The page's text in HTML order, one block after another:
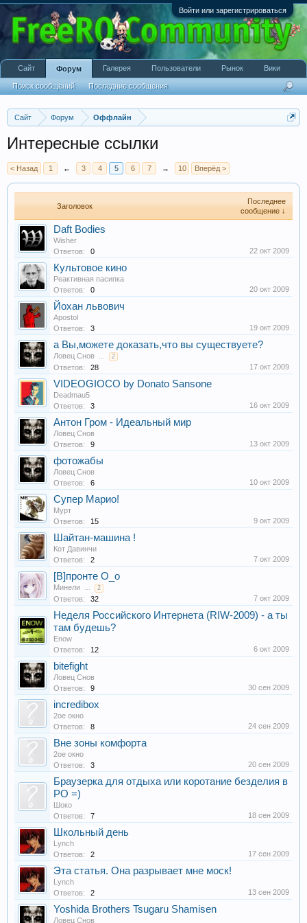
Войти или зарегистрироваться
Сайт Форум Оффлайн
Интересные ссылки
< Назад 1 ← 3 4 5 6 7 → 10 Вперёд >
Заголовок
Последнее
сообщение ↓
Daft Bodies
Wisher
Ответов:
0 22 окт 2009
Культовое кино
Реактивная пасипка
Ответов:
0 20 окт 2009
Йохан львович
Apostol
Ответов:
3 19 окт 2009
а Вы,можете доказать,что вы существуете?
Ловец Снов ... 2
Ответов: 28 17 окт 2009
VIDEOGIOCO by Donato Sansone
Deadmau5
Ответов:
3 16 окт 2009
Антон Гром - Идеальный мир
Ловец Снов
Ответов:
9 13 окт 2009
фотожабы
Ловец Снов
Ответов:
6 10 окт 2009
Супер Марио!
Мурт
Ответов:
15 9 окт 2009
Шайтан-машина !
Кот Давинчи
Ответов:
2 7 окт 2009
[В]пронте О_о
Минели ... 2
Ответов: 32 7 окт 2009
Неделя Российского Интернета (RIW-2009) - а ты
там будешь?
Еnow
Ответов:
12 6 окт 2009
bitefight
Ловец Снов
Ответов:
9 30 сен 2009
incredibox
2ое окно
Ответов:
8 24 сен 2009
Вне зоны комфорта
2ое окно
Ответов:
3 20 сен 2009
Браузерка для отдыха или коротание безделия в
РО =)
Шоко
Ответов:
7 18 сен 2009
Школьный день
Lynch
Ответов:
2 17 сен 2009
Эта статья. Она разрывает мне моск!
Lynch
Ответов:
2 13 сен 2009
Yoshida Brothers Tsugaru Shamisen
Ловец Снов
Сайт Форум
Поиск сообщений Последние сообщения
Галерея Пользователи Рынок Вики